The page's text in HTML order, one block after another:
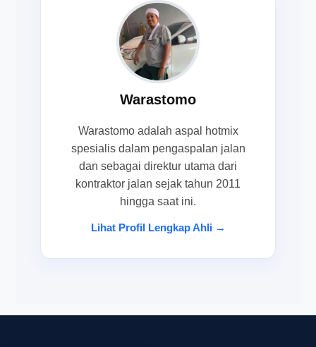
Warastomo
Warastomo adalah aspal hotmix
spesialis dalam pengaspalan jalan
dan sebagai direktur utama dari
kontraktor jalan sejak tahun 2011
hingga saat ini.
Lihat Profil Lengkap Ahli →